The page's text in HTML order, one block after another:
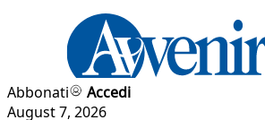
Abbonati
Accedi
August 7, 2026